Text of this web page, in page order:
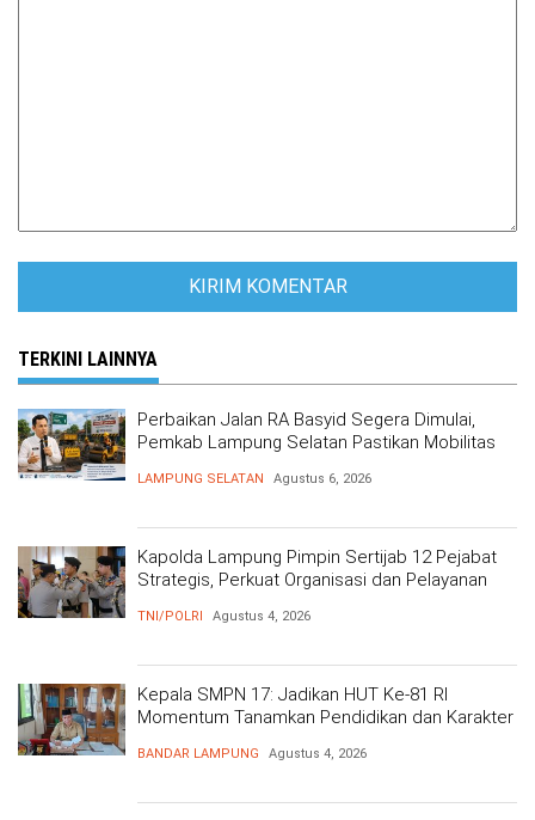
TERKINI LAINNYA
Perbaikan Jalan RA Basyid Segera Dimulai,
Pemkab Lampung Selatan Pastikan Mobilitas
LAMPUNG SELATAN Agustus 6, 2026
Kapolda Lampung Pimpin Sertijab 12 Pejabat
Strategis, Perkuat Organisasi dan Pelayanan
TNI/POLRI Agustus 4, 2026
Kepala SMPN 17: Jadikan HUT Ke-81 RI
Momentum Tanamkan Pendidikan dan Karakter
BANDAR LAMPUNG Agustus 4, 2026